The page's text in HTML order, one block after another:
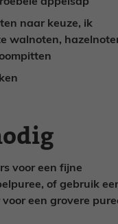
naar keuze, ik
walnoten,
voor een fijne
of gebruik
een grovere